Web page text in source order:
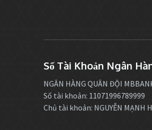
Số Tài Khoản Ngân
NGÂN HÀNG QUÂN ĐỘI
Số tài khoản: 11071996789999
Chủ tài khoản: NGUYỄN MẠNH